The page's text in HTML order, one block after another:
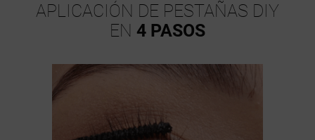
APLICACIÓN DE PESTAÑAS DIY
EN 4 PASOS